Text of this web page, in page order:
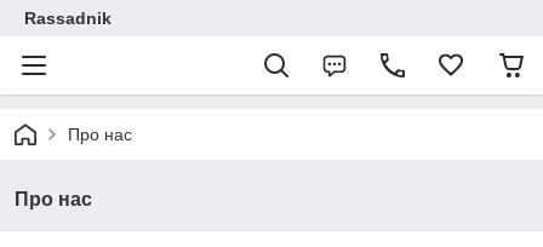
Rassadnik
Про нас
Про нас